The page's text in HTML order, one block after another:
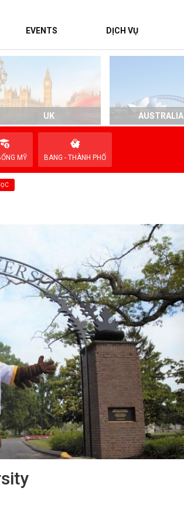
EVENTS DỊCH VỤ
UK AUSTRALIA
MỸ BANG - THÀNH PHỐ